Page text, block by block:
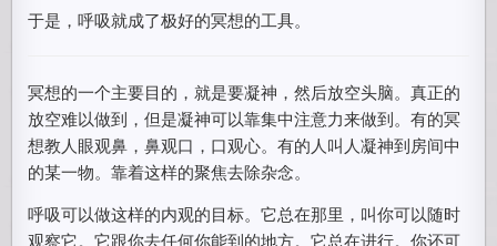
于是，呼吸就成了极好的冥想的工具。
冥想的一个主要目的，就是要凝神，然后放空头脑。真正的
放空难以做到，但是凝神可以靠集中注意力来做到。有的冥
想教人眼观鼻，鼻观口，口观心。有的人叫人凝神到房间中
的某一物。靠着这样的聚焦去除杂念。
呼吸可以做这样的内观的目标。它总在那里，叫你可以随时
观察它。它跟你去任何你能到的地方。它总在进行。你还可